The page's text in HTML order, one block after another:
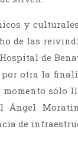
y
de las
de
otra la
sólo
Ángel
de